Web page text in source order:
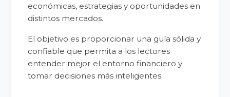
económicas, estrategias y oportunidades en
distintos mercados.
El objetivo es proporcionar una guía sólida y
confiable que permita a los lectores
entender mejor el entorno financiero y
tomar decisiones más inteligentes.